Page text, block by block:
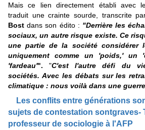
Mais ce lien directement établi avec
traduit une crainte sourde, transcrite
Bost dans son édito : "Derrière les
sociaux, un autre risque existe. Ce
une partie de la société considérer
uniquement comme un 'poids,' un
'fardeau'"."C'est l'autre défi du
sociétés. Avec les débats sur les
climatique : nous voilà dans une
Les conflits entre générations
sujets de contestation sontgraves-
professeur de sociologie à l'AFP